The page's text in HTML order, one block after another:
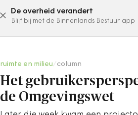
De overheid verandert
Blijf bij met de Binnenlands Bestuur app
abonneer nu
ruimte en milieu column
Het
de Omgevingswet